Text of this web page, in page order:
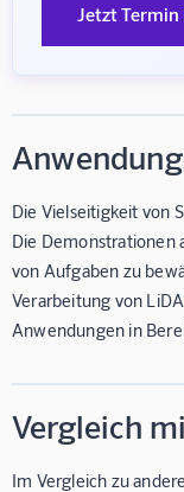
Jetzt Termin
Die Vielseitigkeit von
Die Demonstrationen
von Aufgaben zu
Verarbeitung von
Anwendungen in
Vergleich
Im Vergleich zu